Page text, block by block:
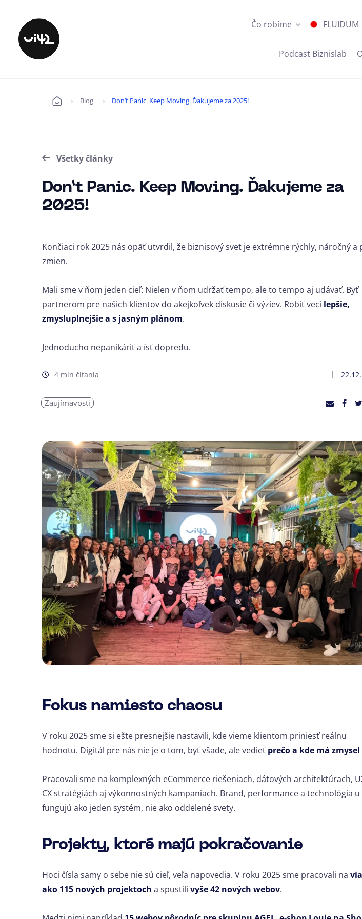
Čo robíme FLUIDUM
Podcast Biznislab
Úvod Blog Don’t Panic. Keep Moving. Ďakujeme za 2025!
Všetky články
Don’t Panic. Keep Moving. Ďakujeme za
2025!
Končiaci rok 2025 nás opäť utvrdil, že biznisový svet je extrémne rýchly, náročný a
zmien.
Mali sme v ňom jeden cieľ: Nielen v ňom udržať tempo, ale to tempo aj udávať. Byť
partnerom pre našich klientov do akejkoľvek diskusie či výziev. Robiť veci lepšie,
zmysluplnejšie a s jasným plánom.
Jednoducho nepanikáriť a ísť dopredu.
4 min čítania
Zaujímavosti
Fokus namiesto chaosu
V roku 2025 sme si ešte presnejšie nastavili, kde vieme klientom priniesť reálnu
hodnotu. Digitál pre nás nie je o tom, byť všade, ale vedieťprečo a kde má
Pracovali sme na komplexných eCommerce riešeniach, dátových architektúrach,
CX stratégiách aj výkonnostných kampaniach. Brand, performance a technológia u
fungujú ako jeden systém, nie ako oddelené svety.
Projekty, ktoré majú pokračovanie
Hoci čísla samy o sebe nie sú cieľ, veľa napovedia. V roku 2025 sme pracovali na
ako 115 nových projektoch a spustili vyše 42 nových webov.